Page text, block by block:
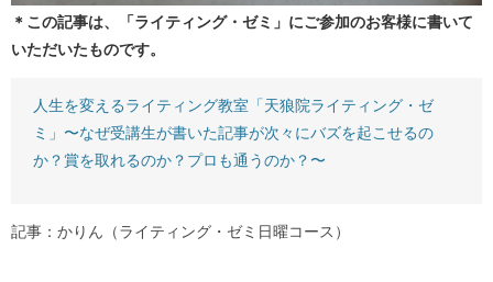
＊この記事は、「ライティング・ゼミ」にご参加のお客様に書いて
いただいたものです。
人生を変えるライティング教室「天狼院ライティング・ゼ
ミ」〜なぜ受講生が書いた記事が次々にバズを起こせるの
か？賞を取れるのか？プロも通うのか？〜
記事：かりん（ライティング・ゼミ日曜コース）